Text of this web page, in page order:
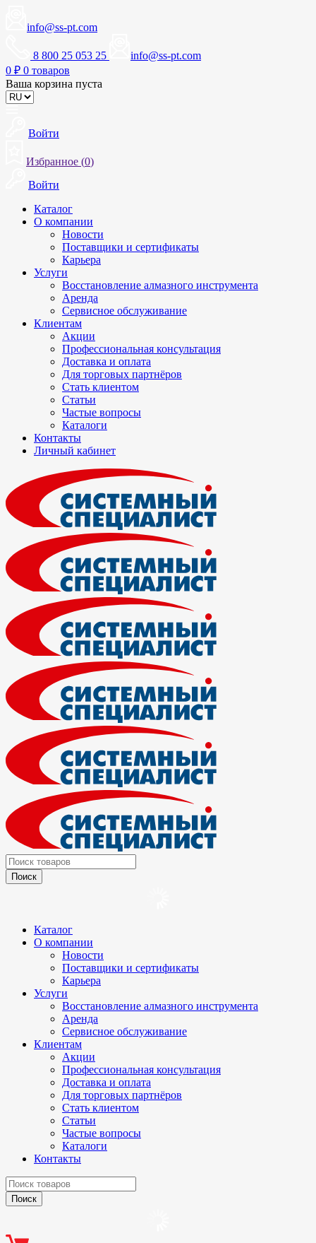
info@ss-pt.com
8 800 25 053 25
info@ss-pt.com
0 ₽ 0 товаров
Ваша корзина пуста
Войти
Избранное (0)
Войти
Каталог
О компании
Новости
Поставщики и сертификаты
Карьера
Услуги
Восстановление алмазного инструмента
Аренда
Сервисное обслуживание
Клиентам
Акции
Профессиональная консультация
Доставка и оплата
Для торговых партнёров
Стать клиентом
Статьи
Частые вопросы
Каталоги
Контакты
Личный кабинет
Каталог
О компании
Новости
Поставщики и сертификаты
Карьера
Услуги
Восстановление алмазного инструмента
Аренда
Сервисное обслуживание
Клиентам
Акции
Профессиональная консультация
Доставка и оплата
Для торговых партнёров
Стать клиентом
Статьи
Частые вопросы
Каталоги
Контакты